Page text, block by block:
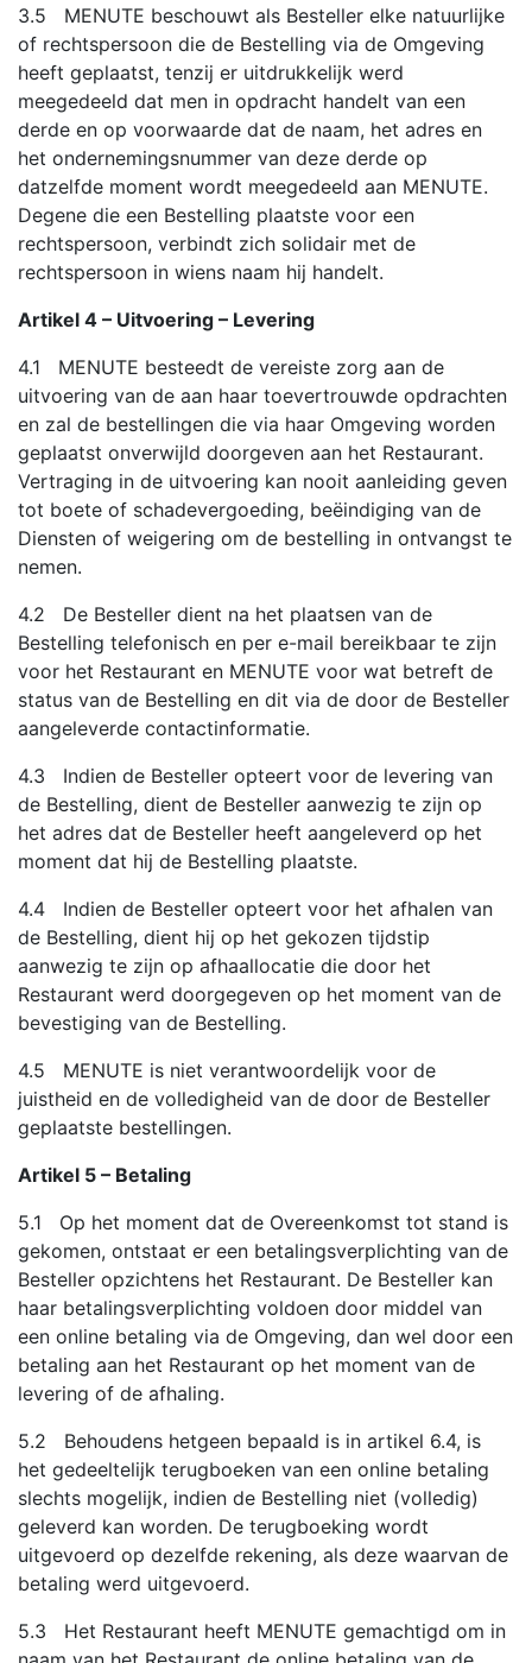
3.5 MENUTE beschouwt als Besteller elke natuurlijke
of rechtspersoon die de Bestelling via de Omgeving
heeft geplaatst, tenzij er uitdrukkelijk werd
meegedeeld dat men in opdracht handelt van een
derde en op voorwaarde dat de naam, het adres en
het ondernemingsnummer van deze derde op
datzelfde moment wordt meegedeeld aan MENUTE.
Degene die een Bestelling plaatste voor een
rechtspersoon, verbindt zich solidair met de
rechtspersoon in wiens naam hij handelt.
Artikel 4 – Uitvoering – Levering
4.1 MENUTE besteedt de vereiste zorg aan de
uitvoering van de aan haar toevertrouwde opdrachten
en zal de bestellingen die via haar Omgeving worden
geplaatst onverwijld doorgeven aan het Restaurant.
Vertraging in de uitvoering kan nooit aanleiding geven
tot boete of schadevergoeding, beëindiging van de
Diensten of weigering om de bestelling in ontvangst te
nemen.
4.2 De Besteller dient na het plaatsen van de
Bestelling telefonisch en per e-mail bereikbaar te zijn
voor het Restaurant en MENUTE voor wat betreft de
status van de Bestelling en dit via de door de Besteller
aangeleverde contactinformatie.
4.3 Indien de Besteller opteert voor de levering van
de Bestelling, dient de Besteller aanwezig te zijn op
het adres dat de Besteller heeft aangeleverd op het
moment dat hij de Bestelling plaatste.
4.4 Indien de Besteller opteert voor het afhalen van
de Bestelling, dient hij op het gekozen tijdstip
aanwezig te zijn op afhaallocatie die door het
Restaurant werd doorgegeven op het moment van de
bevestiging van de Bestelling.
4.5 MENUTE is niet verantwoordelijk voor de
juistheid en de volledigheid van de door de Besteller
geplaatste bestellingen.
Artikel 5 – Betaling
5.1 Op het moment dat de Overeenkomst tot stand is
gekomen, ontstaat er een betalingsverplichting van de
Besteller opzichtens het Restaurant. De Besteller kan
haar betalingsverplichting voldoen door middel van
een online betaling via de Omgeving, dan wel door een
betaling aan het Restaurant op het moment van de
levering of de afhaling.
5.2 Behoudens hetgeen bepaald is in artikel 6.4, is
het gedeeltelijk terugboeken van een online betaling
slechts mogelijk, indien de Bestelling niet (volledig)
geleverd kan worden. De terugboeking wordt
uitgevoerd op dezelfde rekening, als deze waarvan de
betaling werd uitgevoerd.
5.3 Het Restaurant heeft MENUTE gemachtigd om in